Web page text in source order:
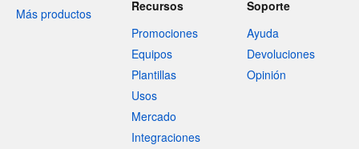
Más productos
Recursos
Promociones
Equipos
Plantillas
Usos
Mercado
Integraciones
Soporte
Ayuda
Devoluciones
Opinión